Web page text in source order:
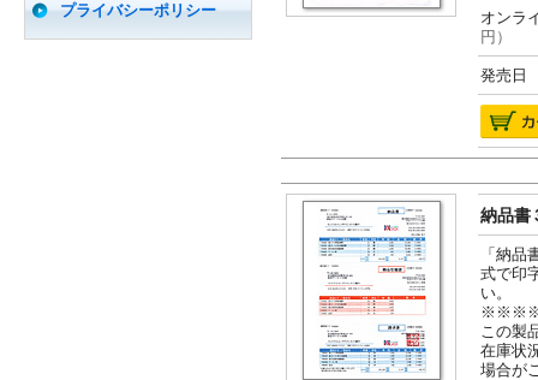
プライバシーポリシー
オン
円）
発売日
納品書
「納
式で印
い。
この製
在庫状
場合が